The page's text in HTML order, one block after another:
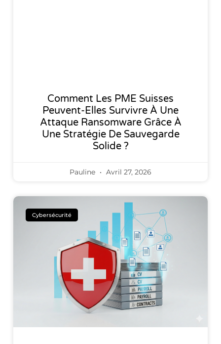
Comment Les PME Suisses
Peuvent-Elles Survivre À Une
Attaque Ransomware Grâce À
Une Stratégie De Sauvegarde
Solide ?
Pauline Avril 27, 2026
Cybersécurité